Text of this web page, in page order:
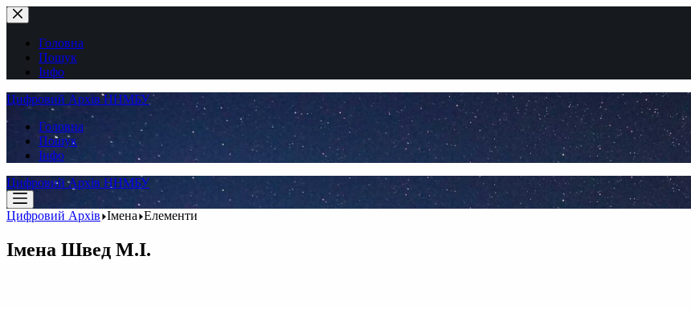
Перейти
до
вмістуГоловна
Пошук
Інфо
Цифровий Архів ННМБУ
Головна
Пошук
Інфо
Цифровий Архів ННМБУ
Цифровий Архів Імена Елементи
Імена Швед М.І.